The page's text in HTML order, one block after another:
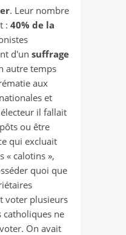
. Leur nombre
: 40% de la
d'un suffrage
autre temps
aux
et
il fallait
ou être
qui excluait
« calotins »,
quoi que
voter plusieurs
catholiques ne
. On avait